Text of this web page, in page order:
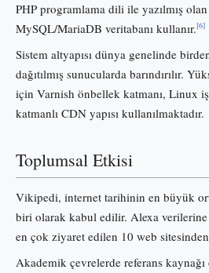
PHP programlama dili ile yazılmış
MySQL/MariaDB veritabanı kullanır.[6]
Sistem altyapısı dünya genelinde
dağıtılmış sunucularda barındırılır.
için Varnish önbellek katmanı, Linux
katmanlı CDN yapısı kullanılmaktadır.
Toplumsal Etkisi
Vikipedi, internet tarihinin en büyük
biri olarak kabul edilir. Alexa verilerine
en çok ziyaret edilen 10 web
Akademik çevrelerde referans